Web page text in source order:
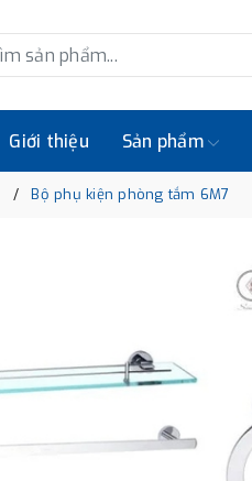
Giới thiệu Sản phẩm
Bộ phụ kiện phòng tắm 6M7